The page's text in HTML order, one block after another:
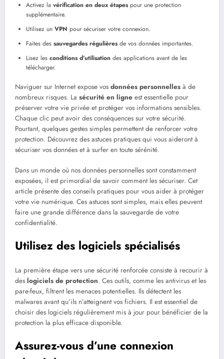
Activez la vérification en deux étapespour une protection
supplémentaire.
Utilisez un VPN pour sécuriser votre connexion.
Faites des sauvegardes régulièresde vos données importantes.
Lisez les conditions d’utilisation des applications avant de les
télécharger.
Naviguer sur Internet expose vos données personnelles à de
nombreux risques. La sécurité en ligne est essentielle pour
préserver votre vie privée et protéger vos informations sensibles.
Chaque clic peut avoir des conséquences sur votre sécurité.
Pourtant, quelques gestes simples permettent de renforcer votre
protection. Découvrez des astuces pratiques qui vous aideront à
sécuriser vos données et à surfer en toute sérénité.
Dans un monde où nos données personnelles sont constamment
exposées, il est primordial de savoir comment les sécuriser. Cet
article présente des conseils pratiques pour vous aider à protéger
votre vie numérique. Ces astuces sont simples, mais elles peuvent
faire une grande différence dans la sauvegarde de votre
confidentialité.
Utilisez des logiciels spécialisés
La première étape vers une sécurité renforcée consiste à recourir à
des logiciels de protection. Ces outils, comme les antivirus et les
pare-feux, filtrent les menaces potentielles. Ils détectent les
malwares avant qu’ils n’atteignent vos fichiers. Il est essentiel de
choisir des logiciels régulièrement mis à jour pour bénéficier de la
protection la plus efficace disponible.
Assurez-vous d’une connexion